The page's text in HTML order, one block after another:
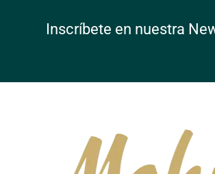
Inscríbete en nuestra